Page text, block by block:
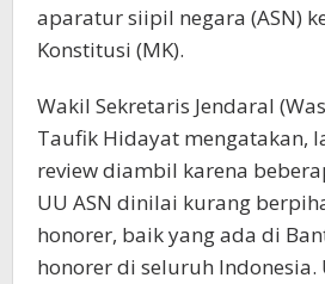
aparatur siipil negara (ASN)
Konstitusi (MK).
Wakil Sekretaris Jendaral
Taufik Hidayat mengatakan,
review diambil karena
UU ASN dinilai kurang
honorer, baik yang ada di
honorer di seluruh Indonesia.